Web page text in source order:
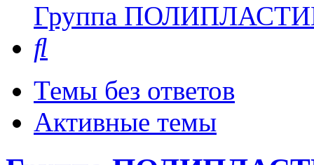
Группа
Темы без ответов
Активные темы